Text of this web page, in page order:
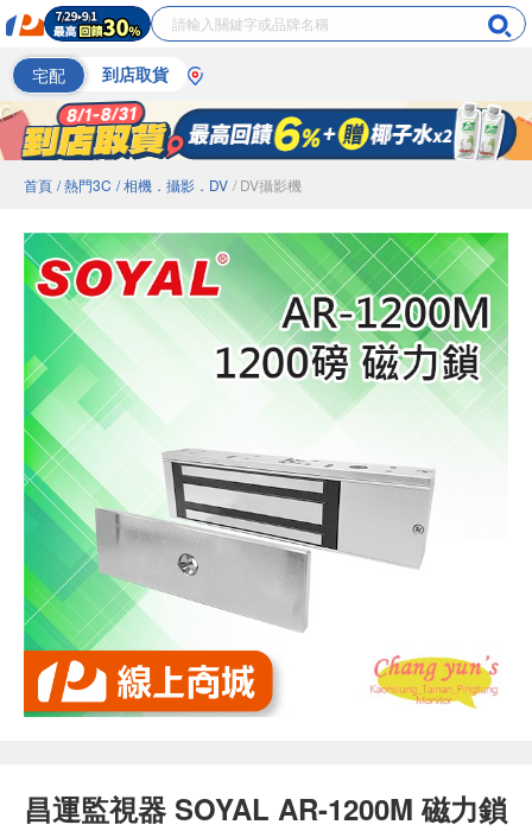
宅配 到店取貨
首頁 / 熱門3C / 相機．攝影．DV / DV攝影機
昌運監視器 SOYAL AR-1200M 磁力鎖